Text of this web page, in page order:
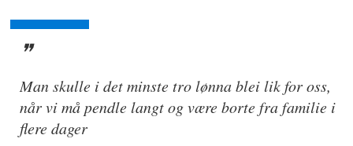
Man skulle i det minste tro lønna blei lik for oss,
når vi må pendle langt og være borte fra familie i
flere dager